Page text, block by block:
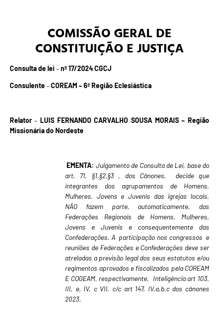
COMISSÃO GERAL DE
CONSTITUIÇÃO E JUSTIÇA
Consulta de lei –nº 17/2024 CGCJ
Consulente–COREAM – 6ª Região Eclesiástica
Relator– LUIS FERNANDO CARVALHO SOUSA MORAIS – Região
Missionária do Nordeste
EMENTA: Julgamento de Consulta de Lei, base do
art. 71, §1,§2,§3 , dos Cânones, decide que
integrantes dos agrupamentos de Homens,
Mulheres, Jovens e Juvenis das igrejas locais,
NÂO fazem parte, automaticamente, das
Federações Regionais de Homens, Mulheres,
Jovens e Juvenis e consequentemente das
Confederações. A participação nos congressos e
reuniões de Federações e Confederações deve ser
atreladas a previsão legal dos seus estatutos e/ou
regimentos aprovados e fiscalizados pela COREAM
E COGEAM, respectivamente, Inteligência art 103,
III, e, IV, c VII, c/c art 147, IV,a,b,c dos cânones
2023.